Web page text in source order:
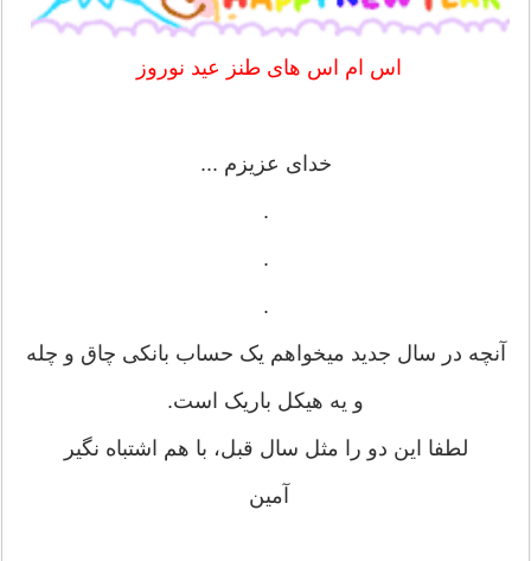
اس ام اس های طنز عید نوروز
خدای عزیزم ...
.
.
.
آنچه در سال جدید میخواهم یک حساب بانکی چاق و چله
و یه هیکل باریک است.
لطفا این دو را مثل سال قبل، با هم اشتباه نگیر
آمین